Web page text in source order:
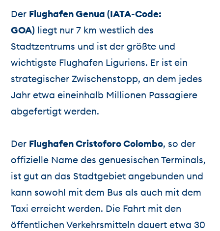
Der Flughafen Genua (IATA-Code:
GOA) liegt nur 7 km westlich des
Stadtzentrums und ist der größte und
wichtigste Flughafen Liguriens. Er ist ein
strategischer Zwischenstopp, an dem jedes
Jahr etwa eineinhalb Millionen Passagiere
abgefertigt werden.
Der Flughafen Cristoforo Colombo, so der
offizielle Name des genuesischen Terminals,
ist gut an das Stadtgebiet angebunden und
kann sowohl mit dem Bus als auch mit dem
Taxi erreicht werden. Die Fahrt mit den
öffentlichen Verkehrsmitteln dauert etwa 30